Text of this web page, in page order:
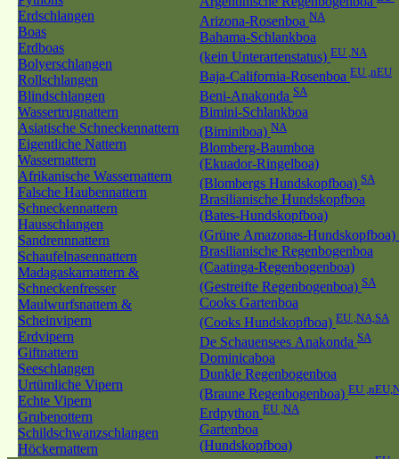
Erdschlangen
Boas
Erdboas
Bolyerschlangen
Rollschlangen
Blindschlangen
Wassertrugnattern
Asiatische Schneckennattern
Eigentliche Nattern
Wassernattern
Afrikanische Wassernattern
Falsche Haubennattern
Schneckennattern
Hausschlangen
Sandrennnattern
Schaufelnasennattern
Madagaskarnattern &
Schneckenfresser
Maulwurfsnattern &
Scheinvipern
Erdvipern
Giftnattern
Seeschlangen
Urtümliche Vipern
Echte Vipern
Grubenottern
Schildschwanzschlangen
Höckernattern
Arizona-Rosenboa NA
Bahama-Schlankboa
(kein Unterartenstatus) EU ,NA
Baja-California-Rosenboa EU ,nEU
Beni-Anakonda SA
Bimini-Schlankboa
(Biminiboa) NA
Blomberg-Baumboa
(Ekuador-Ringelboa)
(Blombergs Hundskopfboa) SA
Brasilianische Hundskopfboa
(Bates-Hundskopfboa)
(Grüne Amazonas-Hundskopfboa)
Brasilianische Regenbogenboa
(Caatinga-Regenbogenboa)
(Gestreifte Regenbogenboa) SA
Cooks Gartenboa
(Cooks Hundskopfboa) EU ,NA,SA
De Schauensees Anakonda SA
Dominicaboa
Dunkle Regenbogenboa
(Braune Regenbogenboa) EU
Erdpython EU ,NA
Gartenboa
(Hundskopfboa)